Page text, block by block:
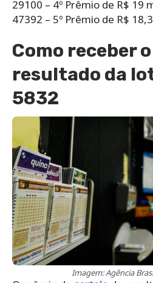
29100 – 4º Prêmio de R$ 19
47392 – 5º Prêmio de R$
Como receber
resultado da
5832
Imagem: Agência